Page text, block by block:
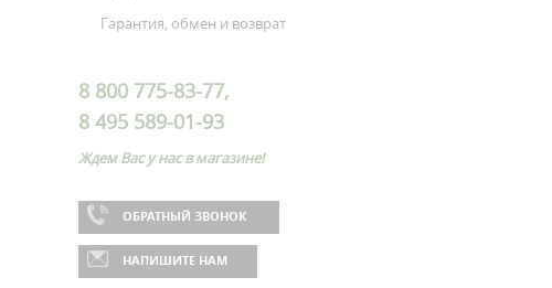
Гарантия, обмен и возврат
8 800 775-83-77,
8 495 589-01-93
Ждем Вас у нас в магазине!
ОБРАТНЫЙ ЗВОНОК
НАПИШИТЕ НАМ